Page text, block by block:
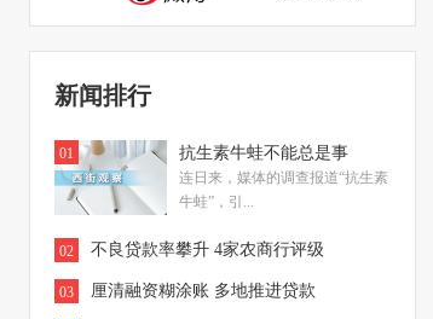
新闻排行
01 抗生素牛蛙不能总是事
连日来，媒体的调查报道“抗生素
牛蛙”，引...
02 不良贷款率攀升 4家农商行评级
03 厘清融资糊涂账 多地推进贷款